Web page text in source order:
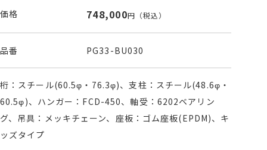
価格 748,000円 （税込）
品番 PG33-BU030
桁：スチール(60.5φ・76.3φ)、支柱：スチール(48.6φ・
60.5φ)、ハンガー：FCD-450、軸受：6202ベアリン
グ、吊具：メッキチェーン、座板：ゴム座板(EPDM)、キ
ッズタイプ